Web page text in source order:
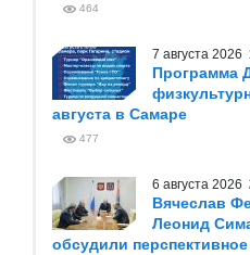
464
7 августа 2026
Программа
августа в Самаре
477
6 августа 2026
Вячеслав
Леонид
обсудили